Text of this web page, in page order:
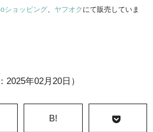
ショッピング、 ヤフオク にて販売していま
2025年02月20日）
B!